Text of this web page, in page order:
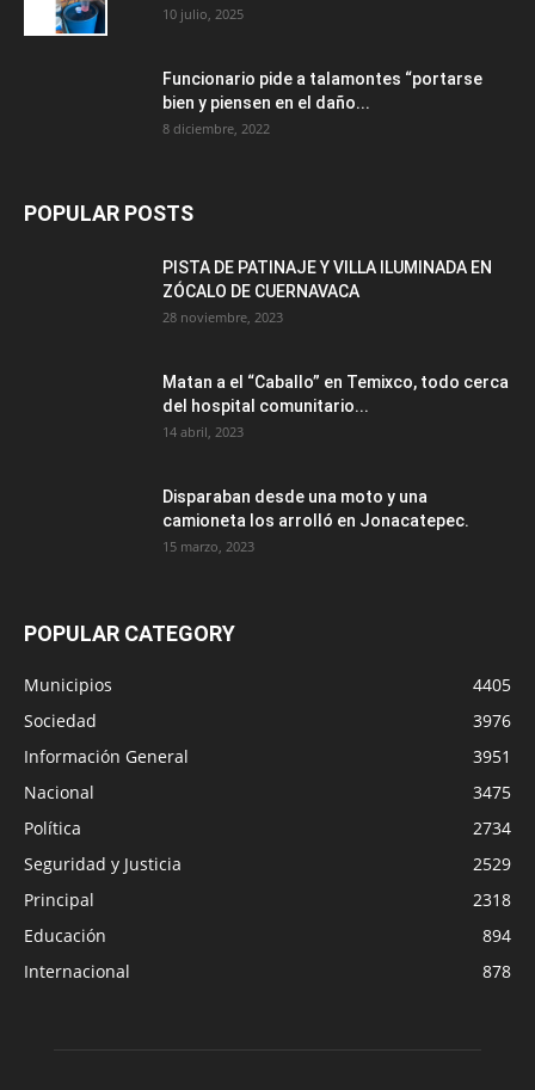
10 julio, 2025
Funcionario pide a talamontes “portarse
bien y piensen en el daño...
8 diciembre, 2022
POPULAR POSTS
PISTA DE PATINAJE Y VILLA ILUMINADA EN
ZÓCALO DE CUERNAVACA
28 noviembre, 2023
Matan a el “Caballo” en Temixco, todo cerca
del hospital comunitario...
14 abril, 2023
Disparaban desde una moto y una
camioneta los arrolló en Jonacatepec.
15 marzo, 2023
POPULAR CATEGORY
Municipios
4405
Sociedad
3976
Información General
3951
Nacional
3475
Política
2734
Seguridad y Justicia
2529
Principal
2318
Educación
894
Internacional
878